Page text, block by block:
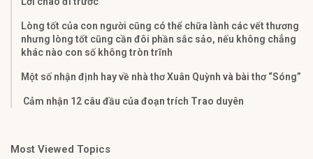
Lòng tốt của con người cũng có thể chữa lành các vết thương
nhưng lòng tốt cũng cần đôi phần sắc sảo, nếu không chẳng
khác nào con số không tròn trĩnh
Một số nhận định hay về nhà thơ Xuân Quỳnh và bài thơ “Sóng”
Cảm nhận 12 câu đầu của đoạn trích Trao duyên
Most Viewed Topics